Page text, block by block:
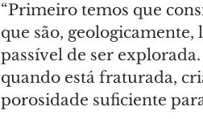
“Primeiro temos que
que são,
passível de ser
quando está fraturada,
porosidade suficiente